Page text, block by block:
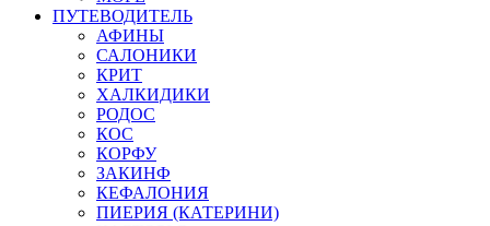
ПУТЕВОДИТЕЛЬ
АФИНЫ
САЛОНИКИ
КРИТ
ХАЛКИДИКИ
РОДОС
КОС
КОРФУ
ЗАКИНФ
КЕФАЛОНИЯ
ПИЕРИЯ (КАТЕРИНИ)